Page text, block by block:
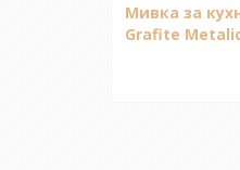
Мивка за
Grafite